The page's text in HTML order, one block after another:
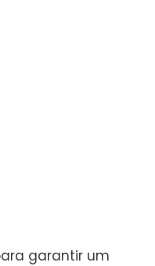
garantir um